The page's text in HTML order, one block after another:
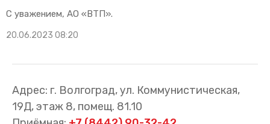
С уважением, АО «ВТП».
20.06.2023 08:20
Адрес: г. Волгоград, ул. Коммунистическая,
19Д, этаж 8, помещ. 81.10